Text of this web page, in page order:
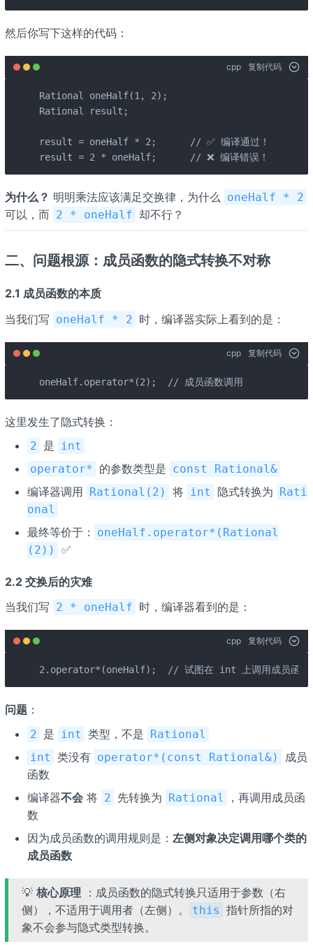
然后你写下这样的代码：
cpp 复制代码
Rational oneHalf(1, 2);
Rational result;
result = oneHalf * 2;      // ✅ 编译通过！
result = 2 * oneHalf;      // ❌ 编译错误！
为什么？ 明明乘法应该满足交换律，为什么 oneHalf * 2
可以，而 2 * oneHalf 却不行？
二、问题根源：成员函数的隐式转换不对称
2.1 成员函数的本质
当我们写 oneHalf * 2 时，编译器实际上看到的是：
cpp 复制代码
oneHalf.operator*(2);  // 成员函数调用
这里发生了隐式转换：
2 是 int
operator*
的参数类型是 const Rational&
编译器调用 Rational(2) 将 int 隐式转换为
Rati
onal
最终等价于：
oneHalf.operator*(Rational
(2))
✅
2.2 交换后的灾难
当我们写 2 * oneHalf 时，编译器看到的是：
cpp 复制代码
2.operator*(oneHalf);  // 试图在 int 上调用成员函数
问题：
2 是 int 类型，不是 Rational
int 类没有 operator*(const Rational&)
成员
函数
编译器不会将 2 先转换为 Rational
，再调用成员函
数
因为成员函数的调用规则是： 左侧对象决定调用哪个类的
成员函数
💡 核心原理 ：成员函数的隐式转换只适用于参数（右
侧），不适用于调用者（左侧）。
this 指针所指的对
象不会参与隐式类型转换。